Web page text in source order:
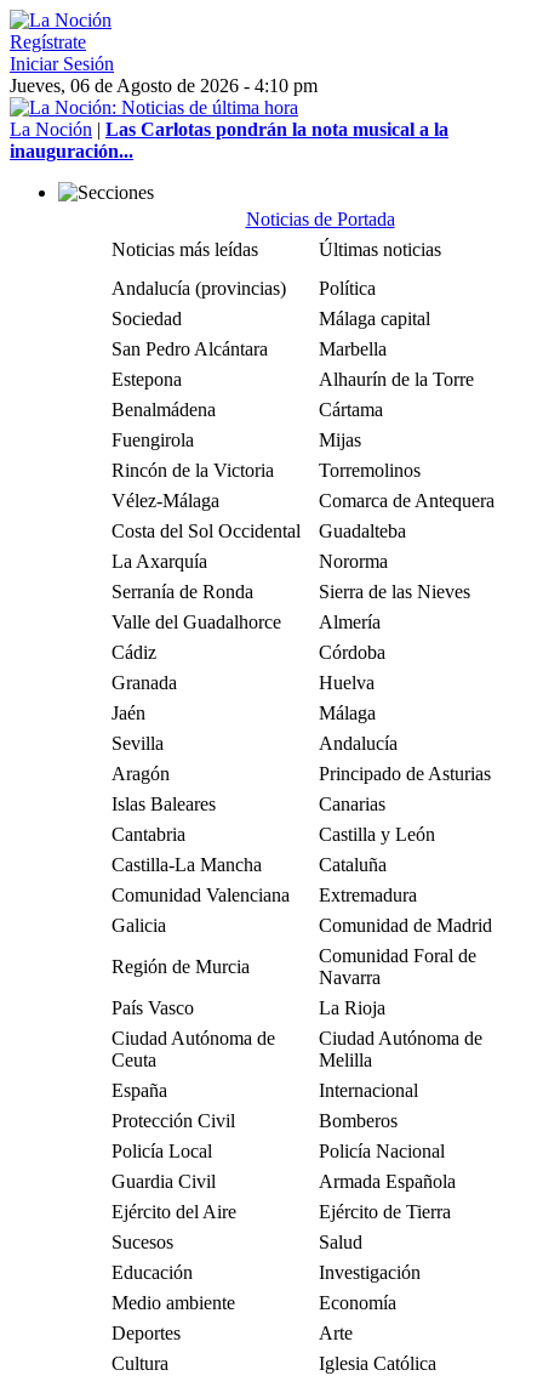
Regístrate
Iniciar Sesión
Jueves, 06 de Agosto de 2026 - 4:10 pm
La Noción | Las Carlotas pondrán la nota musical a la
inauguración...
Noticias de Portada
Noticias más leídas
Últimas noticias
Andalucía (provincias)
Política
Sociedad
Málaga capital
San Pedro Alcántara
Marbella
Estepona
Alhaurín de la Torre
Benalmádena
Cártama
Fuengirola
Mijas
Rincón de la Victoria
Torremolinos
Vélez-Málaga
Comarca de Antequera
Costa del Sol Occidental
Guadalteba
La Axarquía
Nororma
Serranía de Ronda
Sierra de las Nieves
Valle del Guadalhorce
Almería
Cádiz
Córdoba
Granada
Huelva
Jaén
Málaga
Sevilla
Andalucía
Aragón
Principado de Asturias
Islas Baleares
Canarias
Cantabria
Castilla y León
Castilla-La Mancha
Cataluña
Comunidad Valenciana
Extremadura
Galicia
Comunidad de Madrid
Región de Murcia
Comunidad Foral de
Navarra
País Vasco
La Rioja
Ciudad Autónoma de
Ceuta
Ciudad Autónoma de
Melilla
España
Internacional
Protección Civil
Bomberos
Policía Local
Policía Nacional
Guardia Civil
Armada Española
Ejército del Aire
Ejército de Tierra
Sucesos
Salud
Educación
Investigación
Medio ambiente
Economía
Deportes
Arte
Cultura
Iglesia Católica